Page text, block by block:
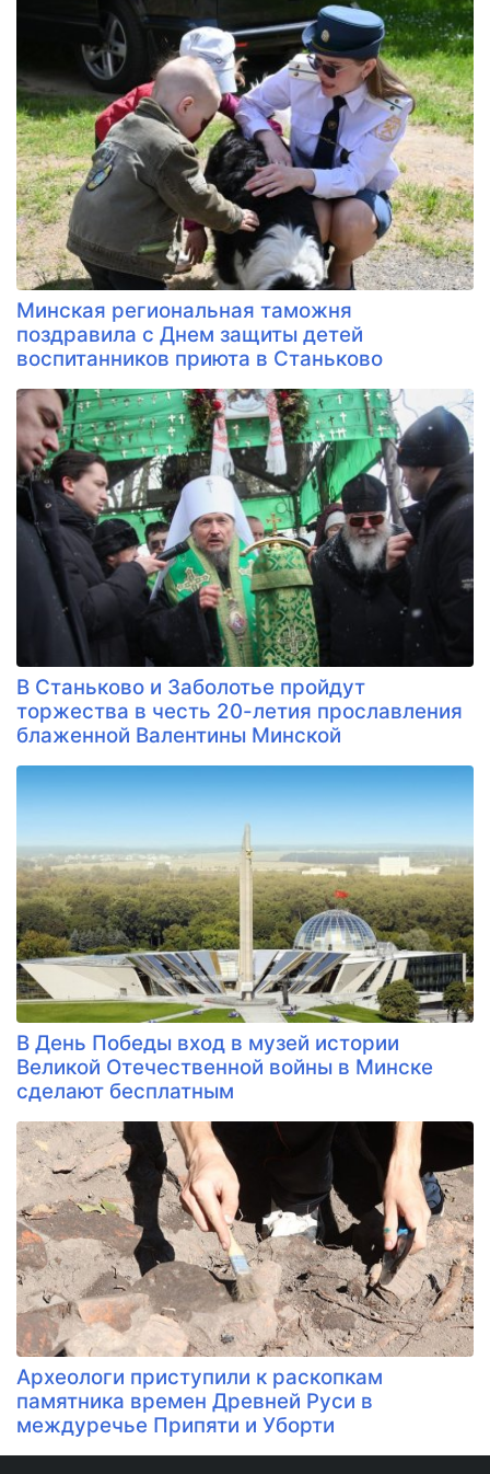
Минская региональная таможня
поздравила с Днем защиты детей
воспитанников приюта в Станьково
В Станьково и Заболотье пройдут
торжества в честь 20-летия прославления
блаженной Валентины Минской
В День Победы вход в музей истории
Великой Отечественной войны в Минске
сделают бесплатным
Археологи приступили к раскопкам
памятника времен Древней Руси в
междуречье Припяти и Уборти